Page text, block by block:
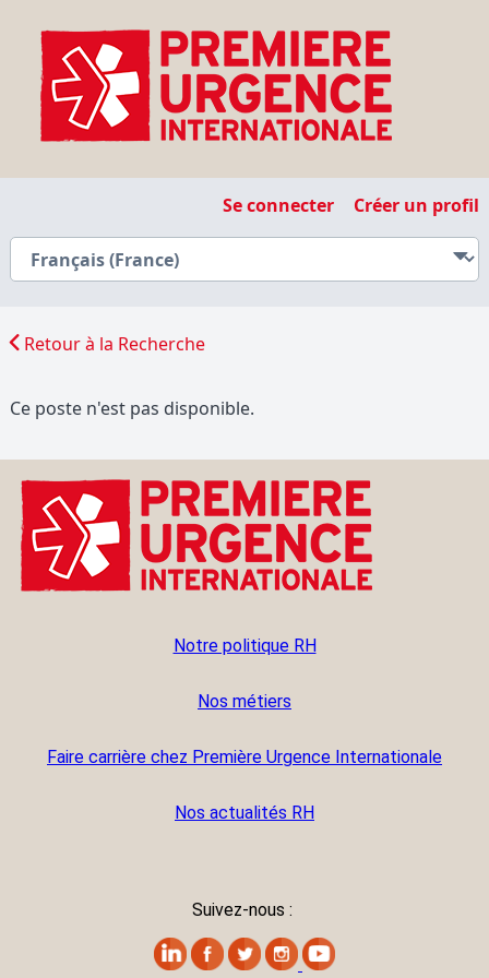
Se connecter Créer un profil
Retour à la Recherche
Ce poste n'est pas disponible.
Notre politique RH
Nos métiers
Faire carrière chez Première Urgence Internationale
Nos actualités RH
Suivez-nous :